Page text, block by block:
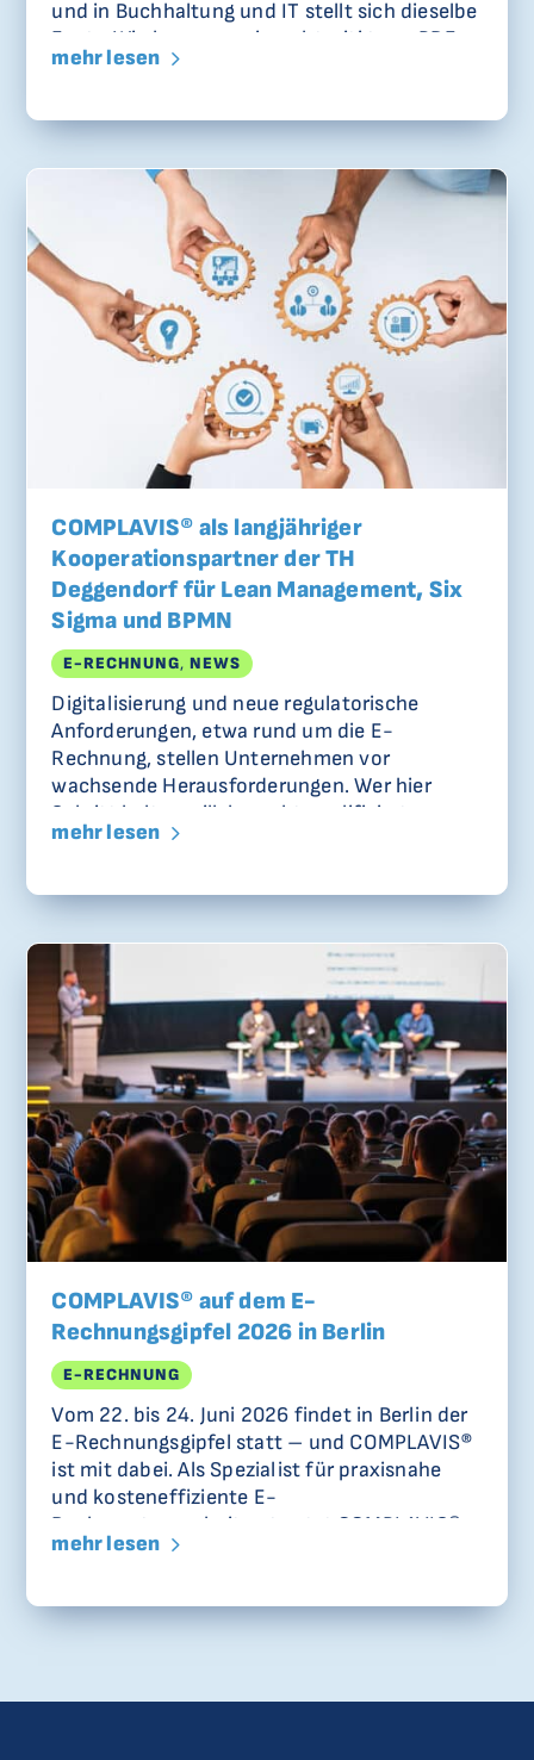
und in Buchhaltung und IT stellt sich dieselbe
Frage: Wie kommen wir rechtzeitig von PDF
und Papier zu strukturierten
plötzliche regulatorische Welle wirkt, war
acht Jahren genau darüber gesprochen habe.
mehr lesen
COMPLAVIS® als langjähriger
Kooperationspartner der TH
Deggendorf für Lean Management, Six
Sigma und BPMN
E-RECHNUNG,NEWS
Digitalisierung und neue regulatorische
Anforderungen, etwa rund um die E-
Rechnung, stellen Unternehmen vor
wachsende Herausforderungen. Wer hier
Schritt halten will, braucht qualifizierte
Mitarbeitende und bewährte Methoden zur
setzt die langjährige Partnerschaft zwischen
Hochschule Deggendorf (THD) an.
mehr lesen
COMPLAVIS® auf dem E-
Rechnungsgipfel 2026 in Berlin
E-RECHNUNG
Vom 22. bis 24. Juni 2026 findet in Berlin der
E-Rechnungsgipfel statt – und COMPLAVIS®
ist mit dabei. Als Spezialist für praxisnahe
und kosteneffiziente E-
Rechnungsverarbeitung nutzt COMPLAVIS®
die Gelegenheit, um mit Unternehmen ins
Rechnungsprozesse fit für die Zukunft
mehr lesen